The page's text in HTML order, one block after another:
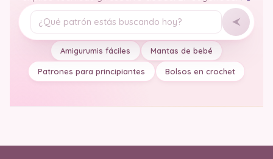
Tu pregunta
Amigurumis fáciles Mantas de bebé
Patrones para principiantes Bolsos en crochet